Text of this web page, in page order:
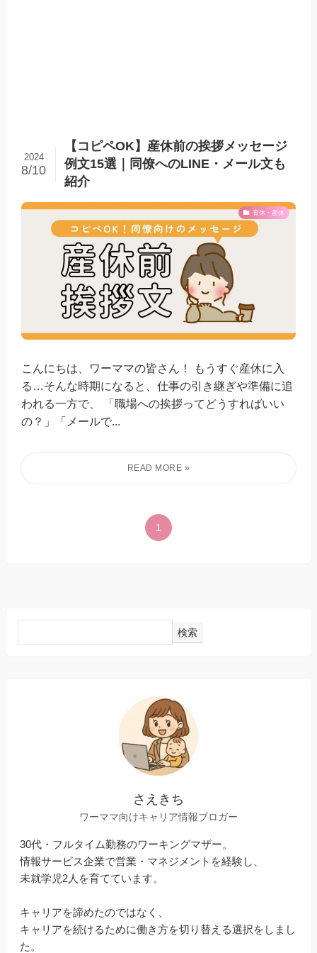
【コピペOK】産休前の挨拶メッセージ
例文15選｜同僚へのLINE・メール文も
紹介
2024
8/10
育休・産休
こんにちは、ワーママの皆さん！ もうすぐ産休に入
る…そんな時期になると、仕事の引き継ぎや準備に追
われる一方で、 「職場への挨拶ってどうすればいい
の？」「メールで...
1
検索
さえきち
ワーママ向けキャリア情報ブロガー
30代・フルタイム勤務のワーキングマザー。
情報サービス企業で営業・マネジメントを経験し、
未就学児2人を育てています。
キャリアを諦めたのではなく、
キャリアを続けるために働き方を切り替える選択をしまし
た。